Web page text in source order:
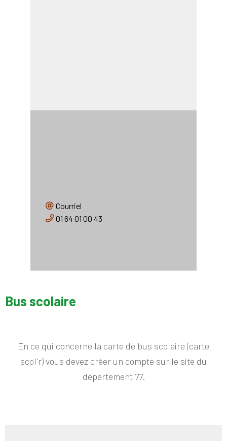
Courriel
01 64 01 00 43
Bus scolaire
En ce qui concerne la carte de bus scolaire (carte
scol'r) vous devez créer un compte sur le site du
département 77.